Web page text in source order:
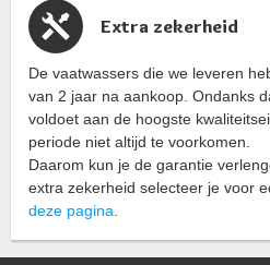
Extra zekerheid
De vaatwassers die we leveren
van 2 jaar na aankoop. Ondanks
voldoet aan de hoogste
periode niet altijd te voorkomen.
Daarom kun je de garantie
extra zekerheid selecteer je voor
deze pagina